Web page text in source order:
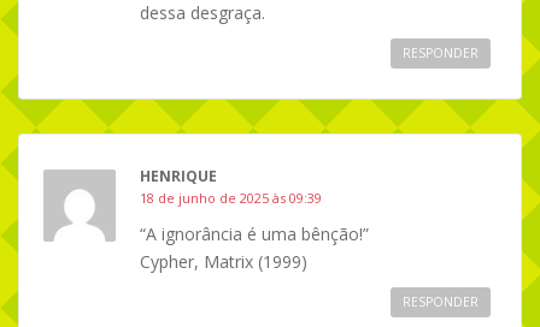
dessa desgraça.
RESPONDER
HENRIQUE
18 de junho de 2025 às 09:39
“A ignorância é uma bênção!”
Cypher, Matrix (1999)
RESPONDER